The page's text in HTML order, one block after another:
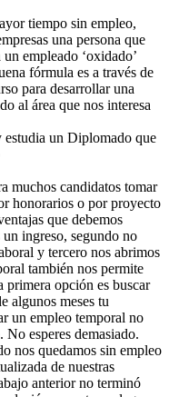
tiempo sin empleo,
una persona que
empleado ‘oxidado’
fórmula es a través de
para desarrollar una
al área que nos interesa
estudia un Diplomado que
muchos candidatos tomar
honorarios o por proyecto
que debemos
ingreso, segundo no
y tercero nos abrimos
también nos permite
primera opción es buscar
algunos meses tu
un empleo temporal no
esperes demasiado.
nos quedamos sin empleo
de nuestras
anterior no terminó